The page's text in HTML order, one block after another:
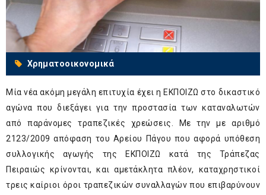
Χρηματοοικονομικά
Μία νέα ακόμη μεγάλη επιτυχία έχει η ΕΚΠΟΙΖΩ στο δικαστικό
αγώνα που διεξάγει για την προστασία των καταναλωτών
από παράνομες τραπεζικές χρεώσεις. Με την με αριθμό
2123/2009 απόφαση του Αρείου Πάγου που αφορά υπόθεση
συλλογικής αγωγής της ΕΚΠΟΙΖΩ κατά της Τράπεζας
Πειραιώς κρίνονται, και αμετάκλητα πλέον, καταχρηστικοί
τρεις καίριοι όροι τραπεζικών συναλλαγών που επιβαρύνουν